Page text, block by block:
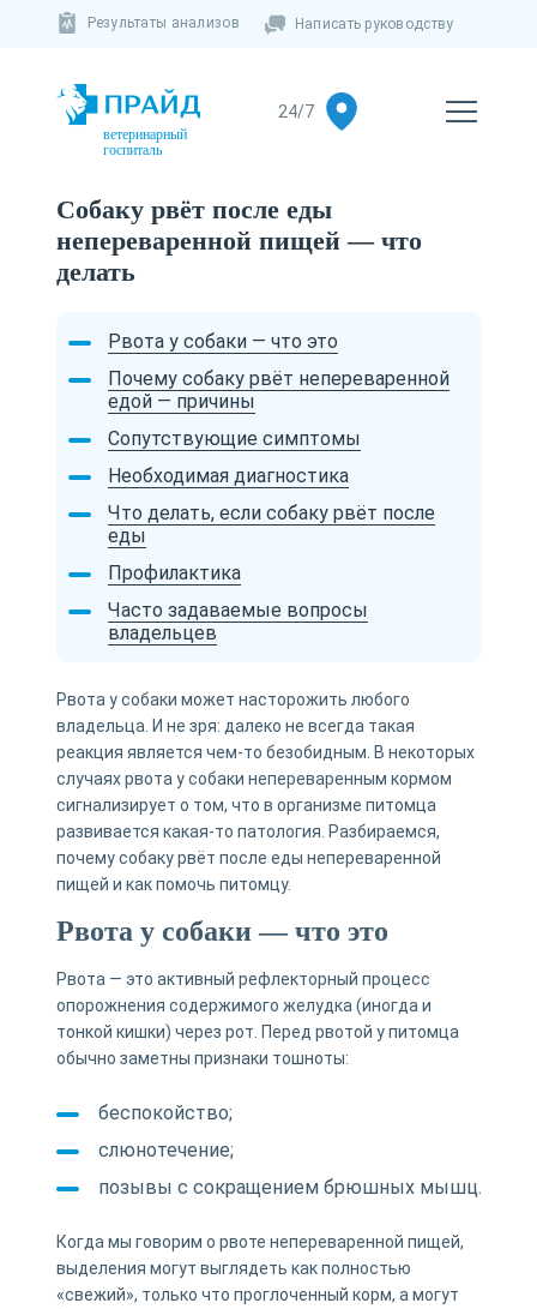
Результаты анализов Написать руководству
ветеринарный
госпиталь
Собаку рвёт после еды
непереваренной пищей — что
делать
Рвота у собаки — что это
Почему собаку рвёт непереваренной
едой — причины
Сопутствующие симптомы
Необходимая диагностика
Что делать, если собаку рвёт после
еды
Профилактика
Часто задаваемые вопросы
владельцев
Рвота у собаки может насторожить любого
владельца. И не зря: далеко не всегда такая
реакция является чем-то безобидным. В некоторых
случаях рвота у собаки непереваренным кормом
сигнализирует о том, что в организме питомца
развивается какая-то патология. Разбираемся,
почему собаку рвёт после еды непереваренной
пищей и как помочь питомцу.
Рвота у собаки — что это
Рвота — это активный рефлекторный процесс
опорожнения содержимого желудка (иногда и
тонкой кишки) через рот. Перед рвотой у питомца
обычно заметны признаки тошноты:
беспокойство;
слюнотечение;
позывы с сокращением брюшных мышц.
Когда мы говорим о рвоте непереваренной пищей,
выделения могут выглядеть как полностью
«свежий», только что проглоченный корм, а могут